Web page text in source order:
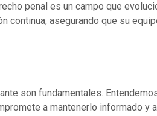
penal es un campo que
continua, asegurando que su
son fundamentales.
a mantenerlo informado y